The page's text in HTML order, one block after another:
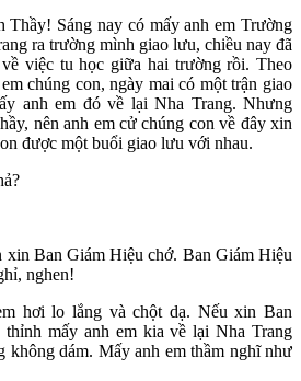
Sáng nay có mấy anh em Trường
ra trường mình giao lưu, chiều nay đã
việc tu học giữa hai trường rồi. Theo
chúng con, ngày mai có một trận giao
anh em đó về lại Nha Trang. Nhưng
nên anh em cử chúng con về đây xin
được một buổi giao lưu với nhau.
xin Ban Giám Hiệu chớ. Ban Giám Hiệu
nghen!
hơi lo lắng và chột dạ. Nếu xin Ban
mấy anh em kia về lại Nha Trang
không dám. Mấy anh em thầm nghĩ như